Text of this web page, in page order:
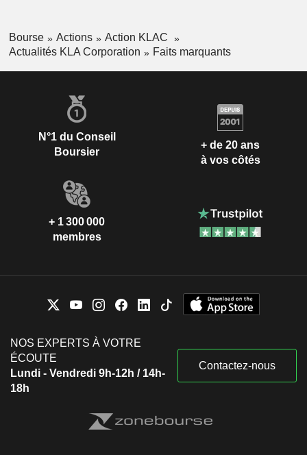
Bourse Actions
Action KLAC
Actualités KLA Corporation
Faits marquants
N°1 du Conseil
Boursier
+ de 20 ans
à vos côtés
+ 1 300 000
membres
NOS EXPERTS À VOTRE
ÉCOUTE
Lundi - Vendredi 9h-12h / 14h-
18h
Contactez-nous